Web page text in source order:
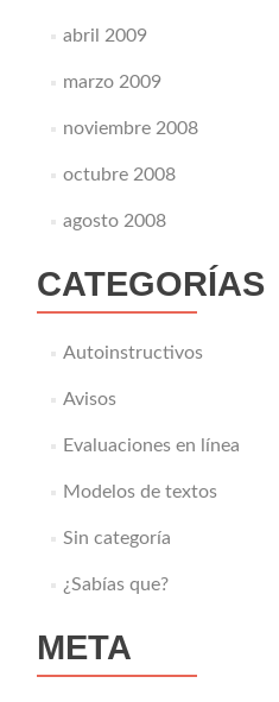
abril 2009
marzo 2009
noviembre 2008
octubre 2008
agosto 2008
CATEGORÍAS
Autoinstructivos
Avisos
Evaluaciones en línea
Modelos de textos
Sin categoría
¿Sabías que?
META